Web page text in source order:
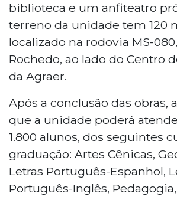
biblioteca e um anfiteatro
terreno da unidade tem 120
localizado na rodovia MS-
Rochedo, ao lado do Centro
da Agraer.
Após a conclusão das obras,
que a unidade poderá
1.800 alunos, dos seguintes
graduação: Artes Cênicas,
Letras Português-Espanhol,
Português-Inglês,